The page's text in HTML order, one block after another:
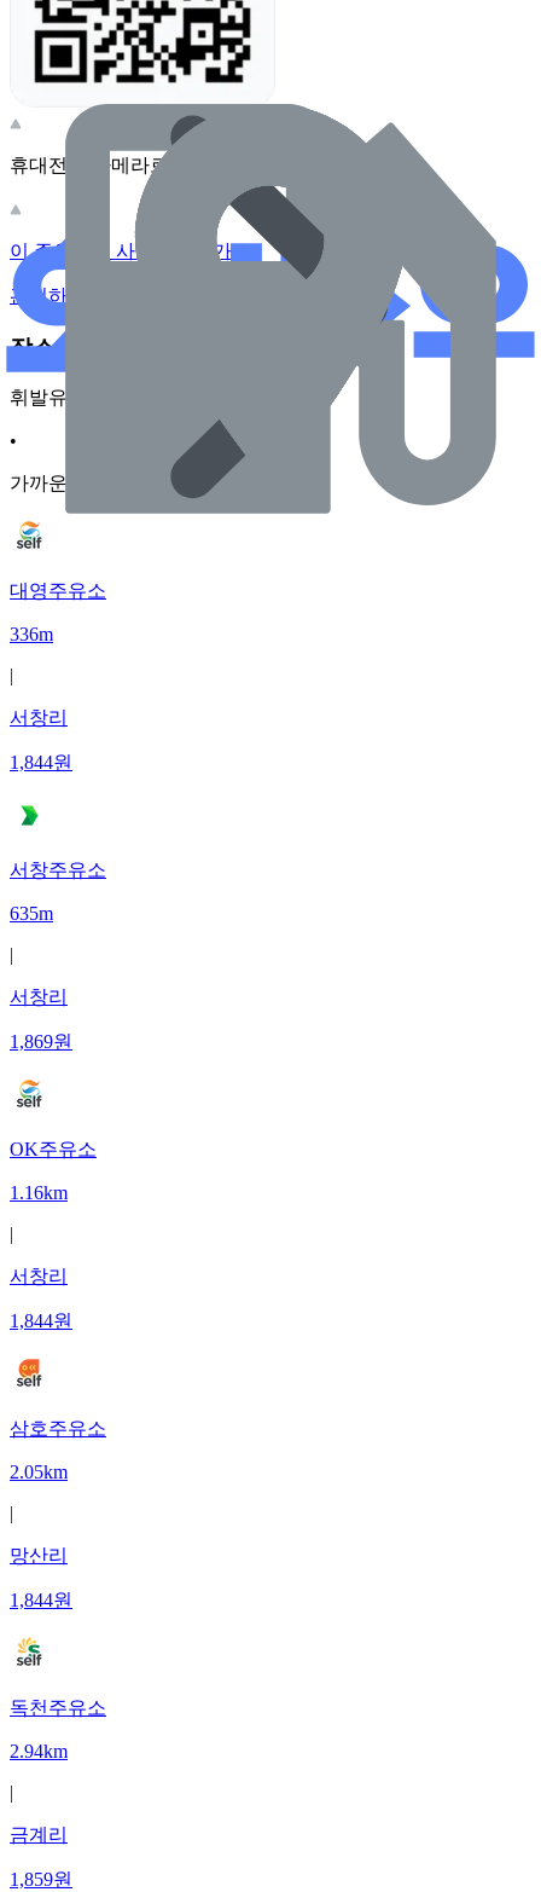
휴대전화 카메라로 찍어보세요
이 주유소의 사장님이신가요?
관리하기
장소 근처 주유소
휘발유
•
가까운순
대영주유소
336m
|
서창리
1,844원
서창주유소
635m
|
서창리
1,869원
OK주유소
1.16km
|
서창리
1,844원
삼호주유소
2.05km
|
망산리
1,844원
독천주유소
2.94km
|
금계리
1,859원